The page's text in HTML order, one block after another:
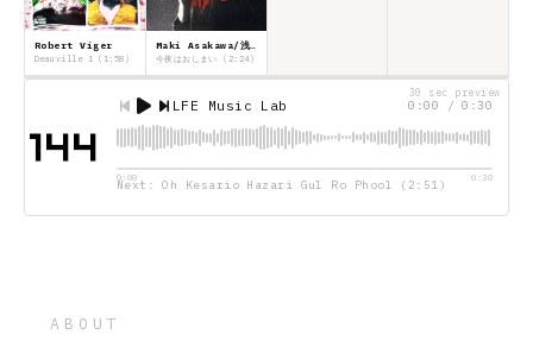
Robert Viger
Deauville 1 (1:58)
Maki Asakawa/浅川マキ
今夜はおしまい (2:24)
LFE Music Lab 0:00 / 0:30
0:00 0:30
Next: Oh Kesario Hazari Gul Ro Phool (2:51)
30 sec preview
ABOUT